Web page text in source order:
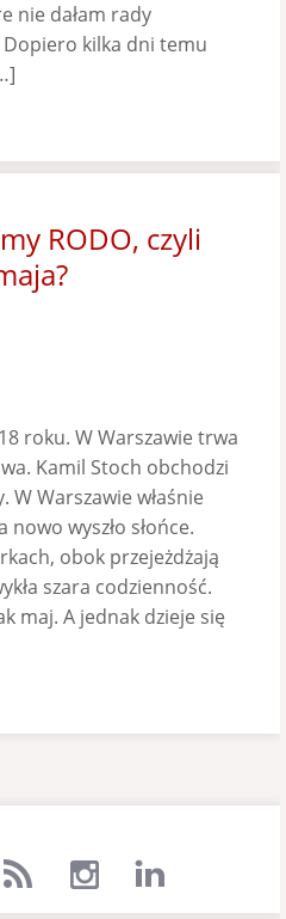
nie dałam rady
kilka dni temu
RODO, czyli
roku. W Warszawie trwa
Kamil Stoch obchodzi
W Warszawie właśnie
nowo wyszło słońce.
obok przejeżdżają
szara codzienność.
maj. A jednak dzieje się